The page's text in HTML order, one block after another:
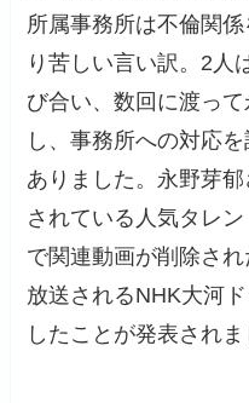
所属事務所は不倫関
り苦しい言い訳。2人
び合い、数回に渡っ
し、事務所への対応
ありました。永野芽
されている人気タレ
で関連動画が削除さ
放送されるNHK大河
したことが発表されま